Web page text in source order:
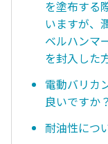
を塗布する
いますが、
ベルハンマ
を封入した
電動バリカ
良いですか？
耐油性につ